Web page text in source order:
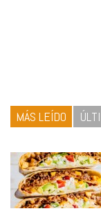
MÁS LEÍDO